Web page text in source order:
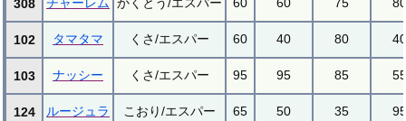
308
102 タマタマ くさ/エスパー 60 40 80 40
103 ナッシー くさ/エスパー 95 95 85 55
124 ルージュラ こおり/エスパー 65 50 35 95